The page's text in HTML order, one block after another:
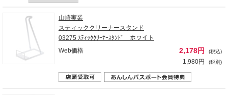
山崎実業
スティッククリーナースタンド
03275 ｽﾃｨｯｸｸﾘｰﾅｰｽﾀﾝﾄﾞ ホワイト
Web価格
2,178円 (税込)
1,980円 (税別)